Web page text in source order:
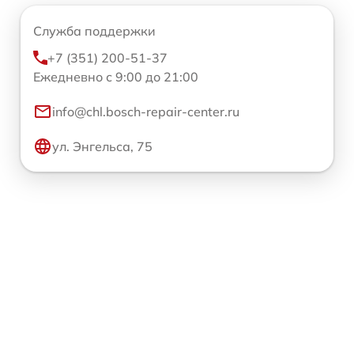
Служба поддержки
+7 (351) 200-51-37
Ежедневно с 9:00 до 21:00
info@chl.bosch-repair-center.ru
ул. Энгельса, 75